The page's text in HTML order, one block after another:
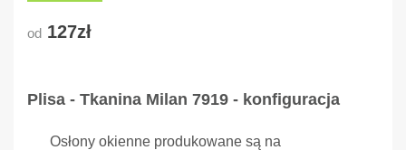
od 127zł
Plisa - Tkanina Milan 7919 - konfiguracja
Osłony okienne produkowane są na